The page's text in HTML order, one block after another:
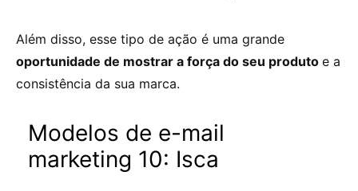
Além disso, esse tipo de ação é uma grande
oportunidade de mostrar a força do seu produto e a
consistência da sua marca.
Modelos de e-mail
marketing 10: Isca